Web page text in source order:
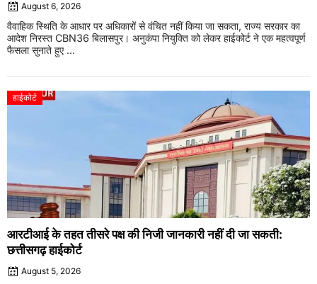
August 6, 2026
वैवाहिक स्थिति के आधार पर अधिकारों से वंचित नहीं किया जा सकता, राज्य सरकार का
आदेश निरस्त CBN36 बिलासपुर। अनुकंपा नियुक्ति को लेकर हाईकोर्ट ने एक महत्वपूर्ण
फैसला सुनाते हुए ...
हाईकोर्ट
आरटीआई के तहत तीसरे पक्ष की निजी जानकारी नहीं दी जा सकती:
छत्तीसगढ़ हाईकोर्ट
August 5, 2026